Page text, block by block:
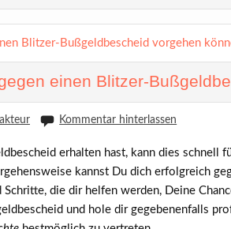
einen Blitzer-
Kommentar hinterlassen
erhalten hast, kann dies schnell
kannst Du dich erfolgreich
die dir helfen werden, Deine
und hole dir gegebenenfalls